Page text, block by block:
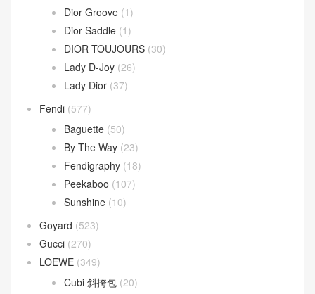
Dior Groove (1)
Dior Saddle (1)
DIOR TOUJOURS (30)
Lady D-Joy (26)
Lady Dior (37)
Fendi (577)
Baguette (50)
By The Way (23)
Fendigraphy (18)
Peekaboo (107)
Sunshine (10)
Goyard (523)
Gucci (270)
LOEWE (349)
Cubi 斜挎包 (20)